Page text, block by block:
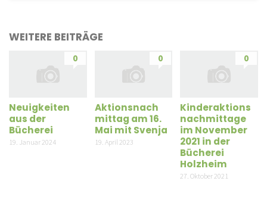
WEITERE BEITRÄGE
0
Neuigkeiten
aus der
Bücherei
19. Januar 2024
0
Aktionsnach
mittag am 16.
Mai mit Svenja
19. April 2023
0
Kinderaktions
nachmittage
im November
2021 in der
Bücherei
Holzheim
27. Oktober 2021